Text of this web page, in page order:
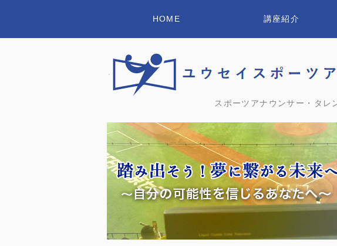
スポーツアナウンサー・タレ
HOME 講座紹介